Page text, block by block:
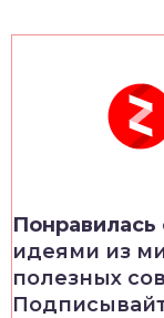
Понравилась
идеями из
полезных